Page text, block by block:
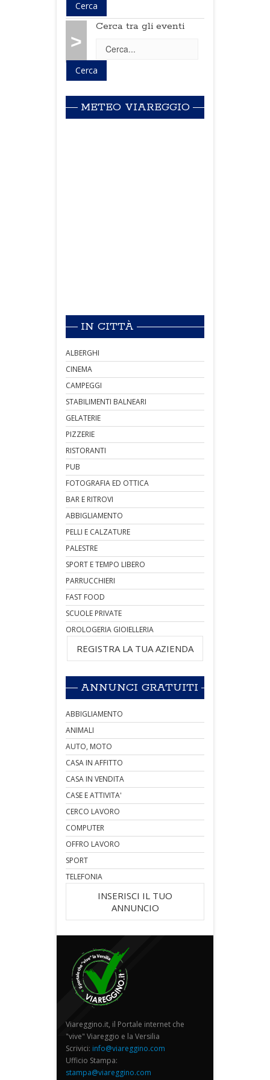
>
Cerca tra gli eventi
METEO VIAREGGIO
IN CITTÀ
ALBERGHI
CINEMA
CAMPEGGI
STABILIMENTI BALNEARI
GELATERIE
PIZZERIE
RISTORANTI
PUB
FOTOGRAFIA ED OTTICA
BAR E RITROVI
ABBIGLIAMENTO
PELLI E CALZATURE
PALESTRE
SPORT E TEMPO LIBERO
PARRUCCHIERI
FAST FOOD
SCUOLE PRIVATE
OROLOGERIA GIOIELLERIA
REGISTRA LA TUA AZIENDA
ANNUNCI GRATUITI
ABBIGLIAMENTO
ANIMALI
AUTO, MOTO
CASA IN AFFITTO
CASA IN VENDITA
CASE E ATTIVITA'
CERCO LAVORO
COMPUTER
OFFRO LAVORO
SPORT
TELEFONIA
INSERISCI IL TUO
ANNUNCIO
Viareggino.it, il Portale internet che
"vive" Viareggio e la Versilia
Scrivici: info@viareggino.com
Ufficio Stampa:
stampa@viareggino.com